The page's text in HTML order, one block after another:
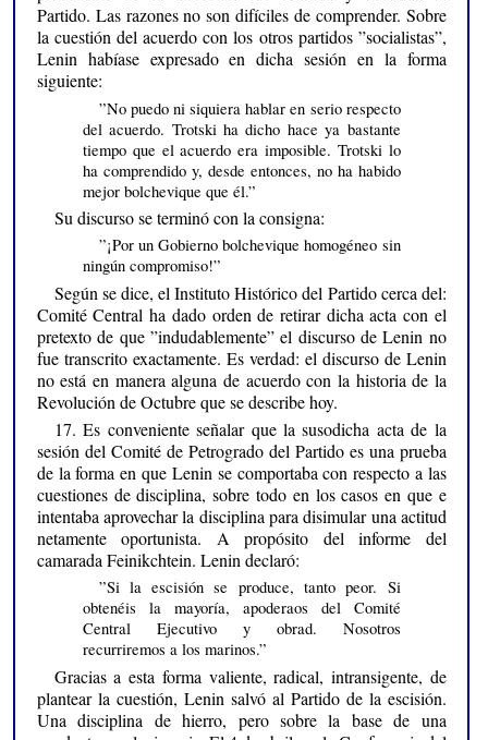
Partido. Las razones no son difíciles de comprender. Sobre
la cuestión del acuerdo con los otros partidos ”socialistas”,
Lenin habíase expresado en dicha sesión en la forma
siguiente:
”No puedo ni siquiera hablar en serio respecto
del acuerdo. Trotski ha dicho hace ya bastante
tiempo que el acuerdo era imposible. Trotski lo
ha comprendido y, desde entonces, no ha habido
mejor bolchevique que él.”
Su discurso se terminó con la consigna:
”¡Por un Gobierno bolchevique homogéneo sin
ningún compromiso!”
Según se dice, el Instituto Histórico del Partido cerca del:
Comité Central ha dado orden de retirar dicha acta con el
pretexto de que ”indudablemente” el discurso de Lenin no
fue transcrito exactamente. Es verdad: el discurso de Lenin
no está en manera alguna de acuerdo con la historia de la
Revolución de Octubre que se describe hoy.
17. Es conveniente señalar que la susodicha acta de la
sesión del Comité de Petrogrado del Partido es una prueba
de la forma en que Lenin se comportaba con respecto a las
cuestiones de disciplina, sobre todo en los casos en que e
intentaba aprovechar la disciplina para disimular una actitud
netamente oportunista. A propósito del informe del
camarada Feinikchtein. Lenin declaró:
”Si la escisión se produce, tanto peor. Si
obtenéis la mayoría, apoderaos del Comité
Central Ejecutivo y obrad. Nosotros
recurriremos a los marinos.”
Gracias a esta forma valiente, radical, intransigente, de
plantear la cuestión, Lenin salvó al Partido de la escisión.
Una disciplina de hierro, pero sobre la base de una